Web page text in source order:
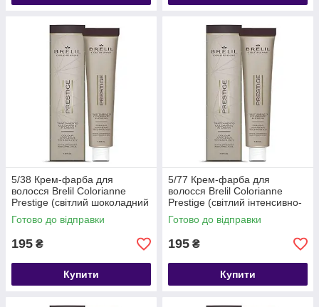
5/38 Крем-фарба для
волосся Brelil Colorianne
Prestige (світлий шоколадний
шатен), 100 мл
Готово до відправки
195 ₴
Купити
5/77 Крем-фарба для
волосся Brelil Colorianne
Prestige (світлий інтенсивно-
фіолетовий шатен), 100 мл
Готово до відправки
195 ₴
Купити